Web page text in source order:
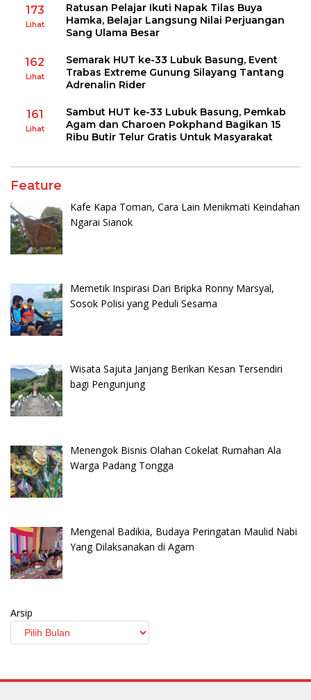
173
Lihat
Ratusan Pelajar Ikuti Napak Tilas Buya
Hamka, Belajar Langsung Nilai Perjuangan
Sang Ulama Besar
162
Lihat
Semarak HUT ke-33 Lubuk Basung, Event
Trabas Extreme Gunung Silayang Tantang
Adrenalin Rider
161
Lihat
Sambut HUT ke-33 Lubuk Basung, Pemkab
Agam dan Charoen Pokphand Bagikan 15
Ribu Butir Telur Gratis Untuk Masyarakat
Feature
Kafe Kapa Toman, Cara Lain Menikmati Keindahan
Ngarai Sianok
Memetik Inspirasi Dari Bripka Ronny Marsyal,
Sosok Polisi yang Peduli Sesama
Wisata Sajuta Janjang Berikan Kesan Tersendiri
bagi Pengunjung
Menengok Bisnis Olahan Cokelat Rumahan Ala
Warga Padang Tongga
Mengenal Badikia, Budaya Peringatan Maulid Nabi
Yang Dilaksanakan di Agam
Arsip